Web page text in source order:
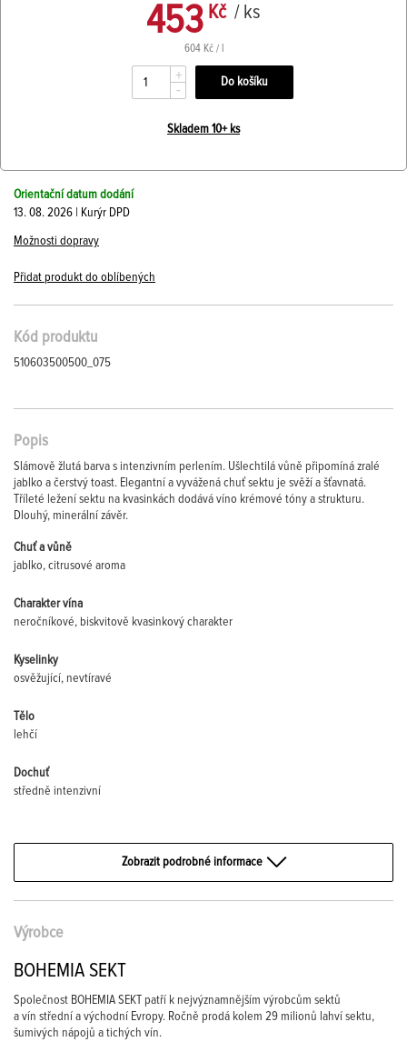
453 Kč / ks
604 Kč / l
+
-
Skladem 10+ ks
Orientační datum dodání
13. 08. 2026 | Kurýr DPD
Možnosti dopravy
Přidat produkt do oblíbených
Kód produktu
510603500500_075
Popis
Slámově žlutá barva s intenzivním perlením. Ušlechtilá vůně připomíná zralé
jablko a čerstvý toast. Elegantní a vyvážená chuť sektu je svěží a šťavnatá.
Tříleté ležení sektu na kvasinkách dodává víno krémové tóny a strukturu.
Dlouhý, minerální závěr.
Chuť a vůně
jablko, citrusové aroma
Charakter vína
neročníkové, biskvitově kvasinkový charakter
Kyselinky
osvěžující, nevtíravé
Tělo
lehčí
Dochuť
středně intenzivní
Zobrazit podrobné informace
Výrobce
BOHEMIA SEKT
Společnost BOHEMIA SEKT patří k nejvýznamnějším výrobcům sektů
a vín střední a východní Evropy. Ročně prodá kolem 29 milionů lahví sektu,
šumivých nápojů a tichých vín.